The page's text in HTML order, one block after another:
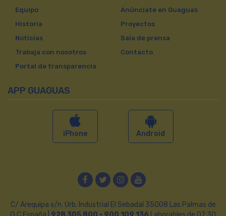
Equipo
Historia
Noticias
Trabaja con nosotros
Portal de transparencia
Anúnciate en Guaguas
Proyectos
Sala de prensa
Contacto
APP GUAGUAS
iPhone Android
FacebookTwitterInstagram
YouTube
C/ Arequipa s/n. Urb. Industrial El Sebadal 35008 Las Palmas de